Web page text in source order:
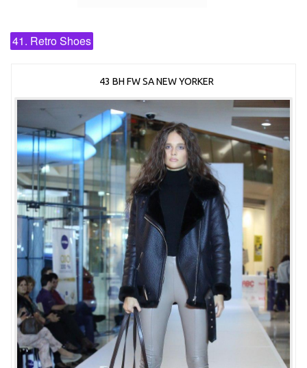
41. Retro Shoes
43 BH FW SA NEW YORKER